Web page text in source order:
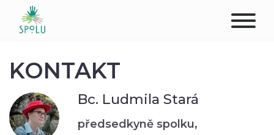
PODPOŘTE NÁS
KONTAKT
Bc. Ludmila Stará
předsedkyně spolku,